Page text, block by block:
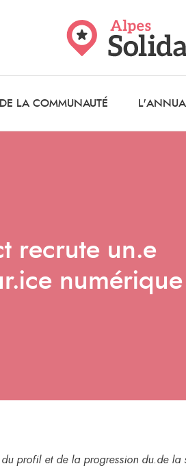
LA COMMUNAUTÉ
recrute un.e
profil et de la progression du.de la